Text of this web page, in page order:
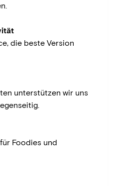
die beste Version
unterstützen wir uns
Foodies und